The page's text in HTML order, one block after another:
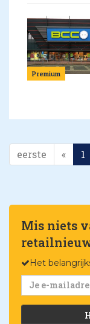
Premium
eerste « 1
Mis niets
Het